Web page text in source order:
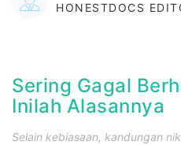
HONESTDOCS
Sering Gagal
Inilah Alasannya
Selain kebiasaan, kandungan